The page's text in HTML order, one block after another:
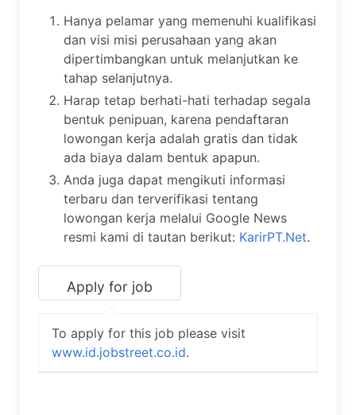
Hanya pelamar yang memenuhi kualifikasi
dan visi misi perusahaan yang akan
dipertimbangkan untuk melanjutkan ke
tahap selanjutnya.
Harap tetap berhati-hati terhadap segala
bentuk penipuan, karena pendaftaran
lowongan kerja adalah gratis dan tidak
ada biaya dalam bentuk apapun.
Anda juga dapat mengikuti informasi
terbaru dan terverifikasi tentang
lowongan kerja melalui Google News
resmi kami di tautan berikut: KarirPT.Net.
To apply for this job please visit
www.id.jobstreet.co.id.